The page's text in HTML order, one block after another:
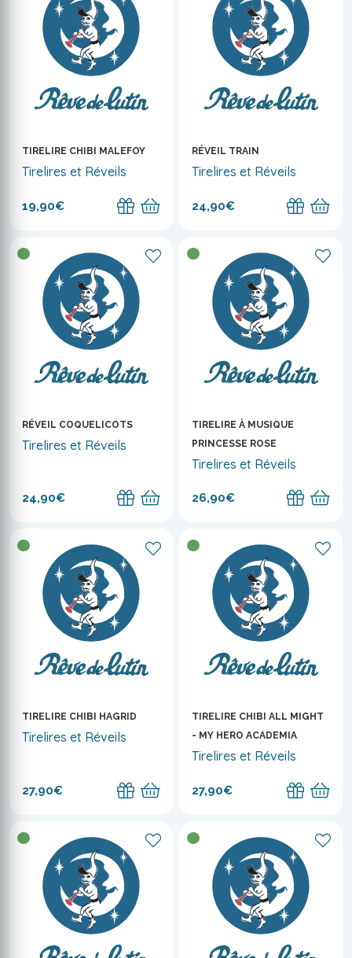
TIRELIRE CHIBI MALEFOY
Tirelires et Réveils
19,90€
RÉVEIL TRAIN
Tirelires et Réveils
24,90€
RÉVEIL COQUELICOTS
Tirelires et Réveils
24,90€
TIRELIRE À MUSIQUE
PRINCESSE ROSE
Tirelires et Réveils
26,90€
TIRELIRE CHIBI HAGRID
Tirelires et Réveils
27,90€
TIRELIRE CHIBI ALL MIGHT
- MY HERO ACADEMIA
Tirelires et Réveils
27,90€